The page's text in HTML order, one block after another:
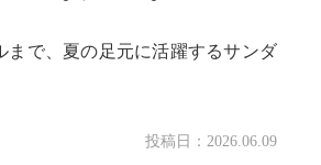
まで、夏の足元に活躍するサンダ
投稿日： 2026.06.09